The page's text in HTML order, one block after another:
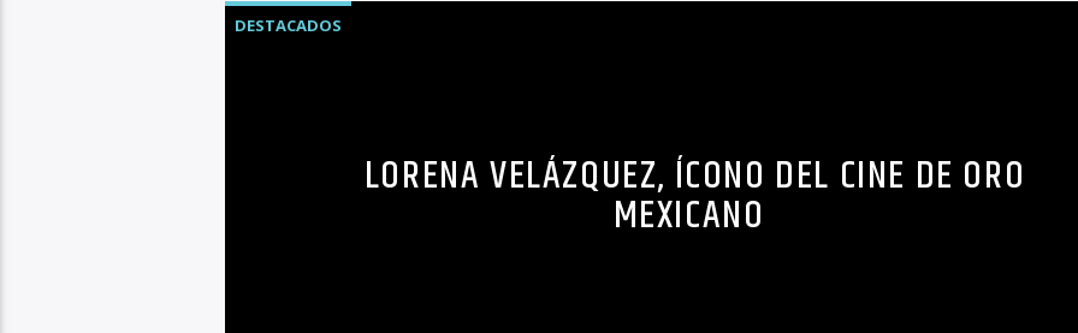
DESTACADOS
LORENA VELÁZQUEZ, ÍCONO DEL CINE DE ORO
MEXICANO